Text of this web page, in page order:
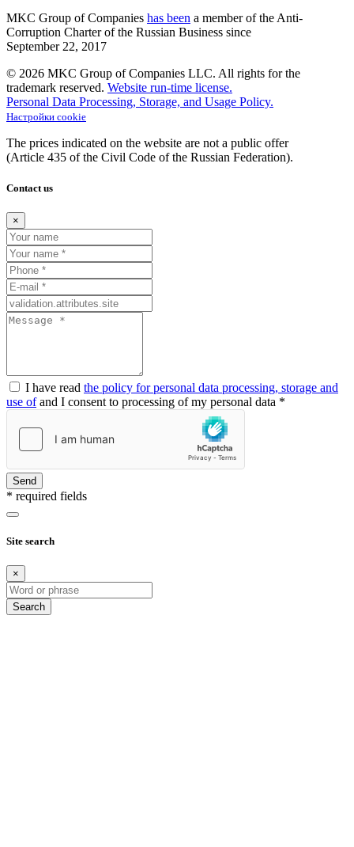
MKC Group of Companies has been a member of the Anti-
Corruption Charter of the Russian Business since
September 22, 2017
© 2026 MKC Group of Companies LLC. All rights for the
trademark reserved. Website run-time license.
Personal Data Processing, Storage, and Usage Policy.
Настройки cookie
The prices indicated on the website are not a public offer
(Article 435 of the Civil Code of the Russian Federation).
Contact us
×
I have read the policy for personal data processing, storage and
use ofand I consent to processing of my personal data *
Send
* required fields
Site search
×
Search